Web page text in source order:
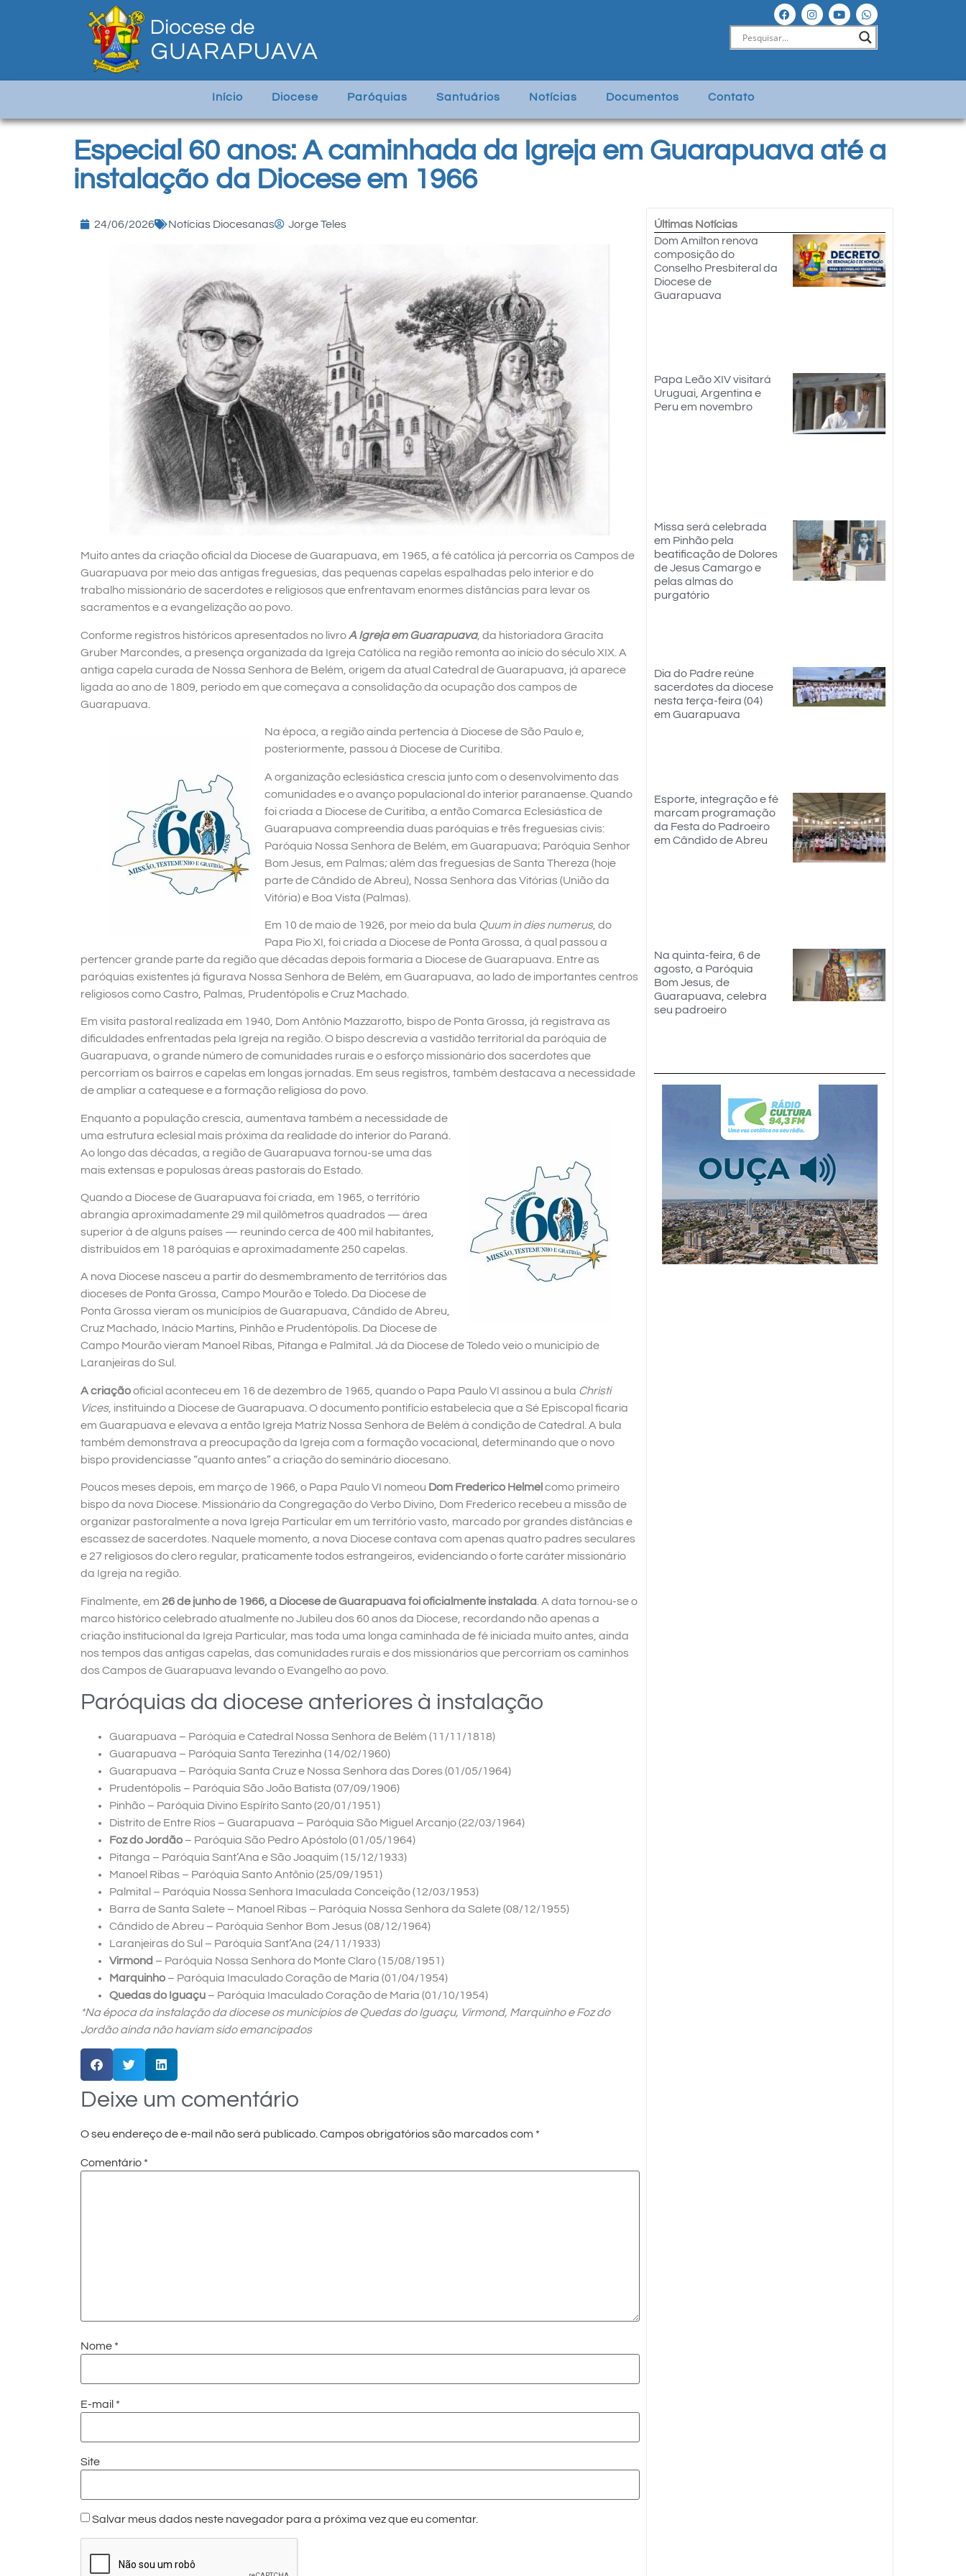
Início Diocese Paróquias Santuários Notícias Documentos Contato
Especial 60 anos: A caminhada da Igreja em Guarapuava até a
instalação da Diocese em 1966
24/06/2026 Notícias Diocesanas Jorge Teles
Muito antes da criação oficial da Diocese de Guarapuava, em 1965, a fé católica já percorria os Campos de
Guarapuava por meio das antigas freguesias, das pequenas capelas espalhadas pelo interior e do
trabalho missionário de sacerdotes e religiosos que enfrentavam enormes distâncias para levar os
sacramentos e a evangelização ao povo.
Conforme registros históricos apresentados no livroA Igreja em Guarapuava, da historiadora Gracita
Gruber Marcondes, a presença organizada da Igreja Católica na região remonta ao início do século XIX. A
antiga capela curada de Nossa Senhora de Belém, origem da atual Catedral de Guarapuava, já aparece
ligada ao ano de 1809, período em que começava a consolidação da ocupação dos campos de
Guarapuava.
Na época, a região ainda pertencia à Diocese de São Paulo e,
posteriormente, passou à Diocese de Curitiba.
A organização eclesiástica crescia junto com o desenvolvimento das
comunidades e o avanço populacional do interior paranaense. Quando
foi criada a Diocese de Curitiba, a então Comarca Eclesiástica de
Guarapuava compreendia duas paróquias e três freguesias civis:
Paróquia Nossa Senhora de Belém, em Guarapuava; Paróquia Senhor
Bom Jesus, em Palmas; além das freguesias de Santa Thereza (hoje
parte de Cândido de Abreu), Nossa Senhora das Vitórias (União da
Vitória) e Boa Vista (Palmas).
Em 10 de maio de 1926, por meio da bula Quum in dies numerus, do
Papa Pio XI, foi criada a Diocese de Ponta Grossa, à qual passou a
pertencer grande parte da região que décadas depois formaria a Diocese de Guarapuava. Entre as
paróquias existentes já figurava Nossa Senhora de Belém, em Guarapuava, ao lado de importantes centros
religiosos como Castro, Palmas, Prudentópolis e Cruz Machado.
Em visita pastoral realizada em 1940, Dom Antônio Mazzarotto, bispo de Ponta Grossa, já registrava as
dificuldades enfrentadas pela Igreja na região. O bispo descrevia a vastidão territorial da paróquia de
Guarapuava, o grande número de comunidades rurais e o esforço missionário dos sacerdotes que
percorriam os bairros e capelas em longas jornadas. Em seus registros, também destacava a necessidade
de ampliar a catequese e a formação religiosa do povo.
Enquanto a população crescia, aumentava também a necessidade de
uma estrutura eclesial mais próxima da realidade do interior do Paraná.
Ao longo das décadas, a região de Guarapuava tornou-se uma das
mais extensas e populosas áreas pastorais do Estado.
Quando a Diocese de Guarapuava foi criada, em 1965, o território
abrangia aproximadamente 29 mil quilômetros quadrados — área
superior à de alguns países — reunindo cerca de 400 mil habitantes,
distribuídos em 18 paróquias e aproximadamente 250 capelas.
A nova Diocese nasceu a partir do desmembramento de territórios das
dioceses de Ponta Grossa, Campo Mourão e Toledo. Da Diocese de
Ponta Grossa vieram os municípios de Guarapuava, Cândido de Abreu,
Cruz Machado, Inácio Martins, Pinhão e Prudentópolis. Da Diocese de
Campo Mourão vieram Manoel Ribas, Pitanga e Palmital. Já da Diocese de Toledo veio o município de
Laranjeiras do Sul.
A criaçãooficial aconteceu em 16 de dezembro de 1965, quando o Papa Paulo VI assinou a bula Christi
Vices, instituindo a Diocese de Guarapuava. O documento pontifício estabelecia que a Sé Episcopal ficaria
em Guarapuava e elevava a então Igreja Matriz Nossa Senhora de Belém à condição de Catedral. A bula
também demonstrava a preocupação da Igreja com a formação vocacional, determinando que o novo
bispo providenciasse “quanto antes” a criação do seminário diocesano.
Poucos meses depois, em março de 1966, o Papa Paulo VI nomeou Dom Frederico Helmel como primeiro
bispo da nova Diocese. Missionário da Congregação do Verbo Divino, Dom Frederico recebeu a missão de
organizar pastoralmente a nova Igreja Particular em um território vasto, marcado por grandes distâncias e
escassez de sacerdotes. Naquele momento, a nova Diocese contava com apenas quatro padres seculares
e 27 religiosos do clero regular, praticamente todos estrangeiros, evidenciando o forte caráter missionário
da Igreja na região.
Finalmente, em 26 de junho de 1966, a Diocese de Guarapuava foi oficialmente instalada . A data tornou-se o
marco histórico celebrado atualmente no Jubileu dos 60 anos da Diocese, recordando não apenas a
criação institucional da Igreja Particular, mas toda uma longa caminhada de fé iniciada muito antes, ainda
nos tempos das antigas capelas, das comunidades rurais e dos missionários que percorriam os caminhos
dos Campos de Guarapuava levando o Evangelho ao povo.
Paróquias da diocese anteriores à instalação
Guarapuava – Paróquia e Catedral Nossa Senhora de Belém (11/11/1818)
Guarapuava – Paróquia Santa Terezinha (14/02/1960)
Guarapuava – Paróquia Santa Cruz e Nossa Senhora das Dores (01/05/1964)
Prudentópolis – Paróquia São João Batista (07/09/1906)
Pinhão – Paróquia Divino Espírito Santo (20/01/1951)
Distrito de Entre Rios – Guarapuava – Paróquia São Miguel Arcanjo (22/03/1964)
Foz do Jordão – Paróquia São Pedro Apóstolo (01/05/1964)
Pitanga – Paróquia Sant’Ana e São Joaquim (15/12/1933)
Manoel Ribas – Paróquia Santo Antônio (25/09/1951)
Palmital – Paróquia Nossa Senhora Imaculada Conceição (12/03/1953)
Barra de Santa Salete – Manoel Ribas – Paróquia Nossa Senhora da Salete (08/12/1955)
Cândido de Abreu – Paróquia Senhor Bom Jesus (08/12/1964)
Laranjeiras do Sul – Paróquia Sant’Ana (24/11/1933)
Virmond – Paróquia Nossa Senhora do Monte Claro (15/08/1951)
Marquinho – Paróquia Imaculado Coração de Maria (01/04/1954)
Quedas do Iguaçu – Paróquia Imaculado Coração de Maria (01/10/1954)
*Na época da instalação da diocese os municípios de Quedas do Iguaçu, Virmond, Marquinho e Foz do
Jordão ainda não haviam sido emancipados
Deixe um comentário
O seu endereço de e-mail não será publicado.Campos obrigatórios são marcados com *
Comentário *
Nome *
E-mail *
Site
Salvar meus dados neste navegador para a próxima vez que eu comentar.
Últimas Notícias
Dom Amilton renova
composição do
Conselho Presbiteral da
Diocese de
Guarapuava
Papa Leão XIV visitará
Uruguai, Argentina e
Peru em novembro
Missa será celebrada
em Pinhão pela
beatificação de Dolores
de Jesus Camargo e
pelas almas do
purgatório
Dia do Padre reúne
sacerdotes da diocese
nesta terça-feira (04)
em Guarapuava
Esporte, integração e fé
marcam programação
da Festa do Padroeiro
em Cândido de Abreu
Na quinta-feira, 6 de
agosto, a Paróquia
Bom Jesus, de
Guarapuava, celebra
seu padroeiro